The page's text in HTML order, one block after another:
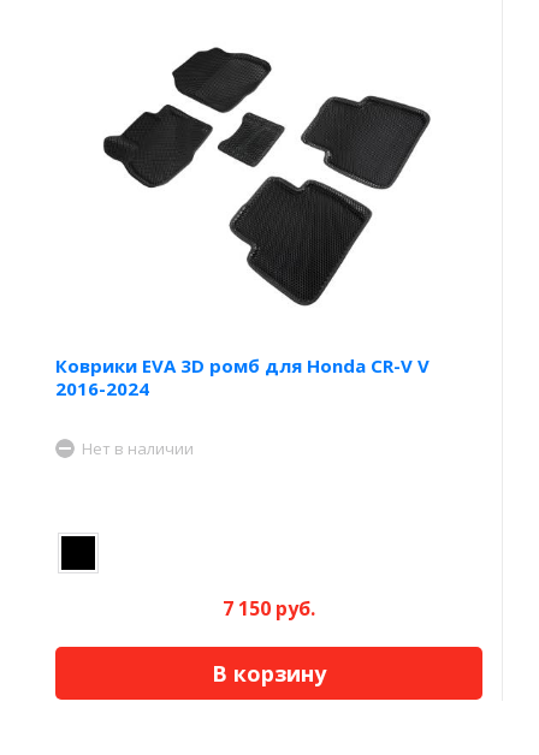
Коврики EVA 3D ромб для Honda CR-V V
2016-2024
Нет в наличии
7 150 руб.
В корзину